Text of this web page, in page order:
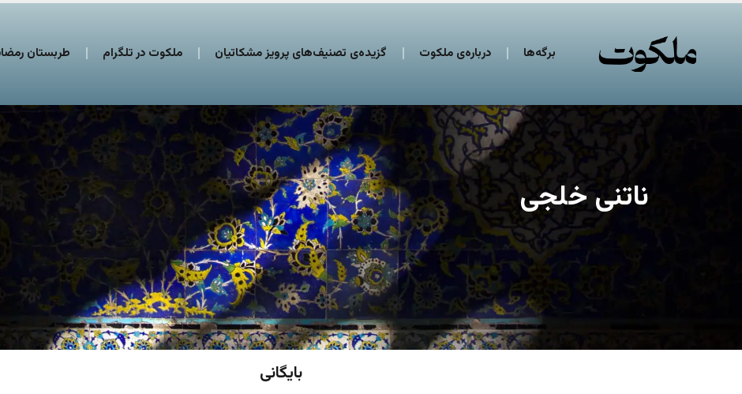
برگه‌ها درباره‌ی ملکوت گزیده‌ی تصنیف‌های پرویز مشکاتیان ملکوت در تلگرام طربستان
ناتنی خلجی
بایگانی